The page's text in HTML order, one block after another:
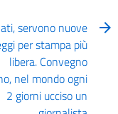
servono nuove
per stampa più
libera. Convegno
nel mondo ogni
2 giorni ucciso un